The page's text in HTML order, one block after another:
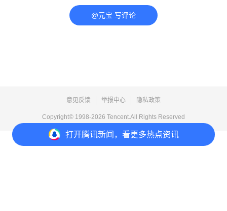
打开腾讯新闻，看更多热点资讯
@元宝 写评论
意见反馈 举报中心 隐私政策
Copyright© 1998-2026 Tencent.All Rights Reserved